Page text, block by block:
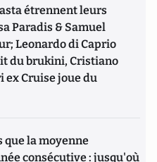
étrennent leurs
Paradis & Samuel
Leonardo di Caprio
du brukini, Cristiano
ex Cruise joue du
que la moyenne
consécutive : jusqu'où